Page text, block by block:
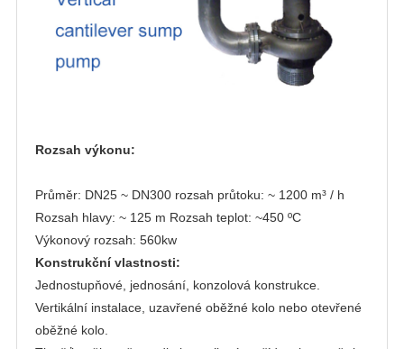
Rozsah výkonu:
Průměr: DN25 ~ DN300 rozsah průtoku: ~ 1200 m³ / h
Rozsah hlavy: ~ 125 m Rozsah teplot: ~450 ºC
Výkonový rozsah: 560kw
Konstrukční vlastnosti:
Jednostupňové, jednosání, konzolová konstrukce.
Vertikální instalace, uzavřené oběžné kolo nebo otevřené
oběžné kolo.